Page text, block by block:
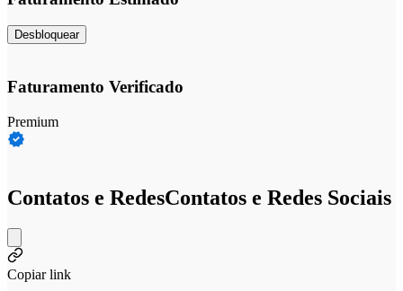
Desbloquear
Faturamento Verificado
Premium
Contatos e RedesContatos e Redes Sociais
Copiar link